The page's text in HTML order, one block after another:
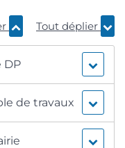
Tout déplier
DP
de travaux